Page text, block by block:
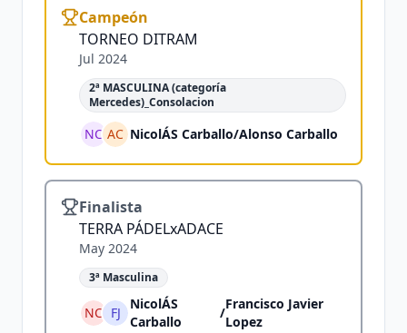
Campeón
TORNEO DITRAM
Jul 2024
2ª MASCULINA (categoría
Mercedes)_Consolacion
NC AC NicolÁS Carballo/Alonso Carballo
Finalista
TERRA PÁDELxADACE
May 2024
3ª Masculina
NC FJ
NicolÁS
Carballo
/
Francisco Javier
Lopez